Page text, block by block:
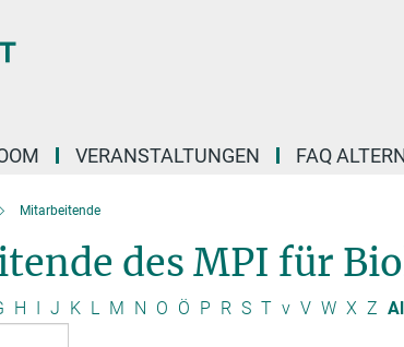
VERANSTALTUNGEN FAQ
Mitarbeitende
des MPI für
H I J K L M N O Ö P R S T v V W X Z